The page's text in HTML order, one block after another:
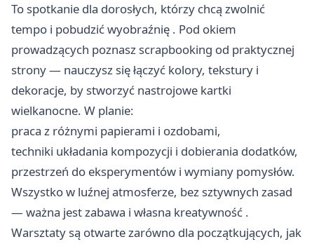
To spotkanie dla dorosłych, którzy chcą zwolnić
tempo i pobudzić wyobraźnię . Pod okiem
prowadzących poznasz scrapbooking od praktycznej
strony — nauczysz się łączyć kolory, tekstury i
dekoracje, by stworzyć nastrojowe kartki
wielkanocne. W planie:
praca z różnymi papierami i ozdobami,
techniki układania kompozycji i dobierania dodatków,
przestrzeń do eksperymentów i wymiany pomysłów.
Wszystko w luźnej atmosferze, bez sztywnych zasad
— ważna jest zabawa i własna kreatywność .
Warsztaty są otwarte zarówno dla początkujących, jak